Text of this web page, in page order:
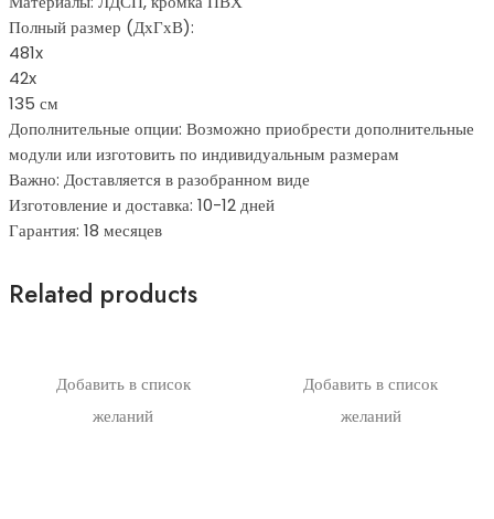
Полный размер (ДхГхВ):
481x
42x
135 см
Дополнительные опции: Возможно приобрести дополнительные
модули или изготовить по индивидуальным размерам
Важно: Доставляется в разобранном виде
Изготовление и доставка: 10-12 дней
Гарантия: 18 месяцев
Related products
Добавить в список
желаний
Добавить в список
желаний